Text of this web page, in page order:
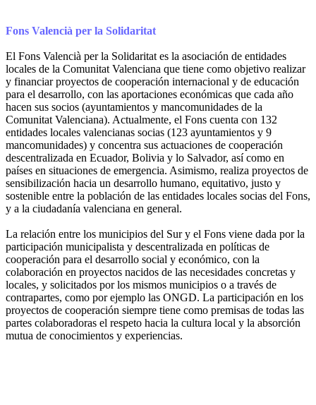
Fons Valencià per la Solidaritat
El Fons Valencià per la Solidaritat es la asociación de entidades
locales de la Comunitat Valenciana que tiene como objetivo realizar
y financiar proyectos de cooperación internacional y de educación
para el desarrollo, con las aportaciones económicas que cada año
hacen sus socios (ayuntamientos y mancomunidades de la
Comunitat Valenciana). Actualmente, el Fons cuenta con 132
entidades locales valencianas socias (123 ayuntamientos y 9
mancomunidades) y concentra sus actuaciones de cooperación
descentralizada en Ecuador, Bolivia y lo Salvador, así como en
países en situaciones de emergencia. Asimismo, realiza proyectos de
sensibilización hacia un desarrollo humano, equitativo, justo y
sostenible entre la población de las entidades locales socias del Fons,
y a la ciudadanía valenciana en general.
La relación entre los municipios del Sur y el Fons viene dada por la
participación municipalista y descentralizada en políticas de
cooperación para el desarrollo social y económico, con la
colaboración en proyectos nacidos de las necesidades concretas y
locales, y solicitados por los mismos municipios o a través de
contrapartes, como por ejemplo las ONGD. La participación en los
proyectos de cooperación siempre tiene como premisas de todas las
partes colaboradoras el respeto hacia la cultura local y la absorción
mutua de conocimientos y experiencias.